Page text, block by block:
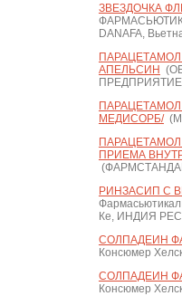
ЗВЕЗДОЧКА
DANAFA,
ПАРАЦЕТАМОЛ
АПЕЛЬСИН
МЕДИСОРБ/
ПАРАЦЕТАМОЛ
ПРИЕМА
РИНЗАСИП С
Ке, ИНДИЯ
СОЛПАДЕИН
Консюмер
СОЛПАДЕИН
Консюмер